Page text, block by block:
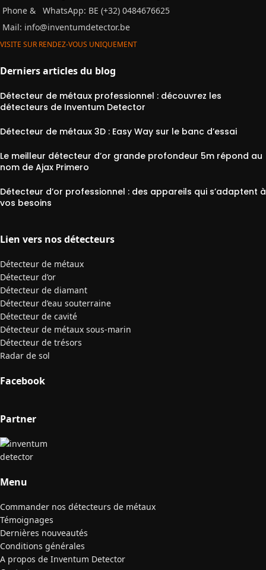
Phone &
WhatsApp: BE (+32) 0484676625
Mail: info@inventumdetector.be
VISITE SUR RENDEZ-VOUS UNIQUEMENT
Derniers articles du blog
Détecteur de métaux professionnel : découvrez les
détecteurs de Inventum Detector
Détecteur de métaux 3D : Easy Way sur le banc d’essai
Le meilleur détecteur d’or grande profondeur 5m répond au
nom de Ajax Primero
Détecteur d’or professionnel : des appareils qui s’adaptent à
vos besoins
Lien vers nos détecteurs
Détecteur de métaux
Détecteur d’or
Détecteur de diamant
Détecteur d’eau souterraine
Détecteur de cavité
Détecteur de métaux sous-marin
Détecteur de trésors
Radar de sol
Facebook
Partner
Menu
Commander nos détecteurs de métaux
Témoignages
Dernières nouveautés
Conditions générales
A propos de Inventum Detector